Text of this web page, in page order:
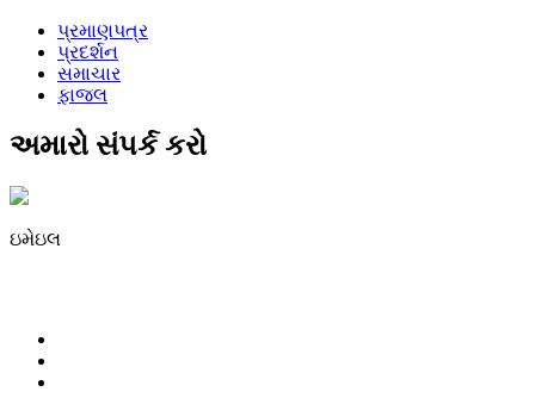
પ્રમાણપત્ર
પ્રદર્શન
સમાચાર
ફાજલ
અમારો સંપર્ક કરો
ઇમેઇલ